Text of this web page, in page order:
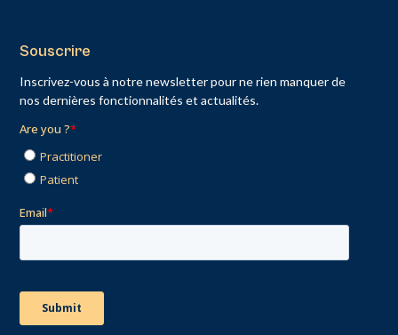
Souscrire
Inscrivez-vous à notre newsletter pour ne rien manquer de
nos dernières fonctionnalités et actualités.